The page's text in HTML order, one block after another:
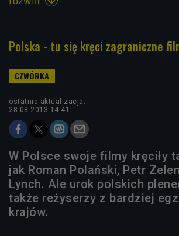
Polska - tu się kręci zagraniczne
ostatnia aktualizacja:
28.08.2013 14:41
W Polsce swoje filmy kręciły
jak Roman Polański, Petr
Lynch. Ale urok polskich
także reżyserzy z bardziej
krajów.